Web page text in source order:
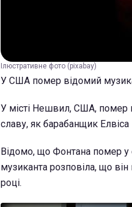
Ілюстративне фото (pixabay)
У США помер відомий
У місті Нешвил, США, помер
славу, як барабанщик Елвіса
Відомо, що Фонтана помер у
музиканта розповіла, що
році.